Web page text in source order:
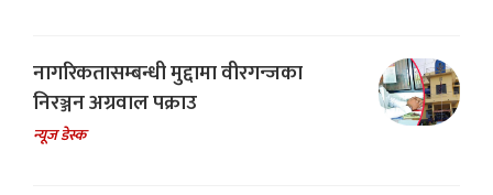
नागरिकतासम्बन्धी मुद्दामा वीरगन्जका
निरञ्जन अग्रवाल पक्राउ
न्यूज डेस्क